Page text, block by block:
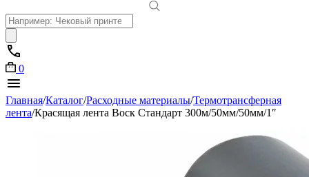
Поиск
товаров
0
Главная/Каталог/Расходные материалы/Термотрансферная
лента/Красящая лента Воск Стандарт 300м/50мм/50мм/1″